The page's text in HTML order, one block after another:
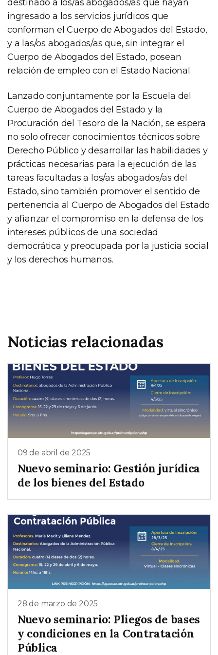
destinado a los/as abogados/as que hayan
ingresado a los servicios jurídicos que
conforman el Cuerpo de Abogados del Estado,
y a las/os abogados/as que, sin integrar el
Cuerpo de Abogados del Estado, posean
relación de empleo con el Estado Nacional.
Lanzado conjuntamente por la Escuela del
Cuerpo de Abogados del Estado y la
Procuración del Tesoro de la Nación, se espera
no solo ofrecer conocimientos técnicos sobre
Derecho Público y desarrollar las habilidades y
prácticas necesarias para la ejecución de las
tareas facultadas a los/as abogados/as del
Estado, sino también promover el sentido de
pertenencia al Cuerpo de Abogados del Estado
y afianzar el compromiso en la defensa de los
intereses públicos de una sociedad
democrática y preocupada por la justicia social
y los derechos humanos.
Noticias relacionadas
09 de abril de 2025
Nuevo seminario: Gestión jurídica
de los bienes del Estado
28 de marzo de 2025
Nuevo seminario: Pliegos de bases
y condiciones en la Contratación
Pública